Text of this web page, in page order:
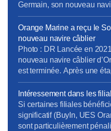
Germain, son nouveau
technologies dédié à la
marins. Avec ce nouveau
d’Orange Marine, qui pèse
mondiale en […]
Orange Marine a reçu le
nouveau navire câblier
Photo : DR Lancée en
nouveau navire câblier
est terminée. Après une
novembre dernier, Orange
son tout nouveau navire
jours. Le groupe pourra
câblier aux performances
Intéressement dans les
Si certaines filiales
significatif (BuyIn, UES
sont particulièrement